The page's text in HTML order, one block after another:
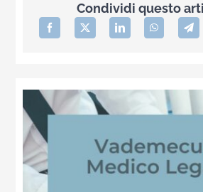
Condividi questo